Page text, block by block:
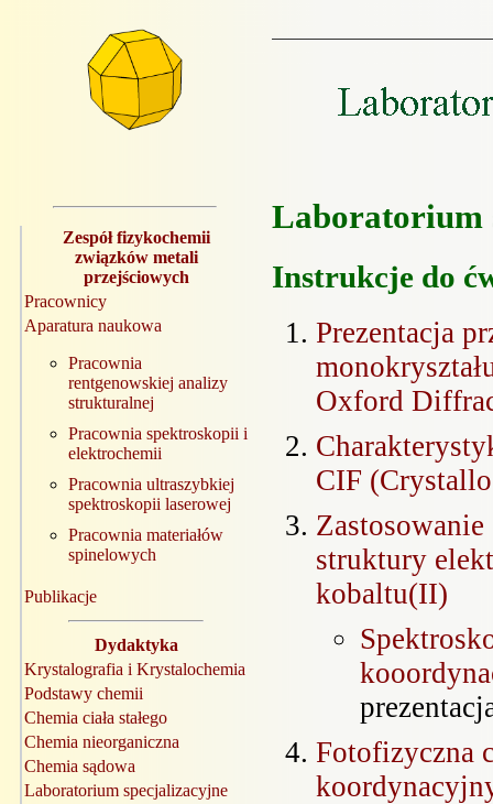
Zespół fizykochemii
związków metali
przejściowych
Pracownicy
Aparatura naukowa
Pracownia
rentgenowskiej analizy
strukturalnej
Pracownia spektroskopii i
elektrochemii
Pracownia ultraszybkiej
spektroskopii laserowej
Pracownia materiałów
spinelowych
Publikacje
Dydaktyka
Krystalografia i Krystalochemia
Podstawy chemii
Chemia ciała stałego
Chemia nieorganiczna
Chemia sądowa
Laboratorium specjalizacyjne
Laboratorium
Instrukcje do
Prezentacja
Oxford
CIF
struktury
kobaltu(II)
Fotofizyczna